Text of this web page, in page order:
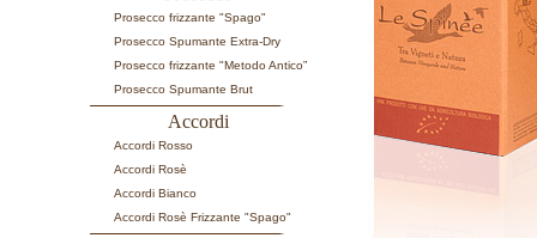
Prosecco frizzante "Spago"
Prosecco Spumante Extra-Dry
Prosecco frizzante "Metodo Antico”
Prosecco Spumante Brut
Accordi
Accordi Rosso
Accordi Rosè
Accordi Bianco
Accordi Rosè Frizzante "Spago"